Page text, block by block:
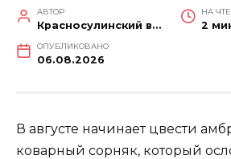
АВТОР
Красносулинский вестник
НА
2
ОПУБЛИКОВАНО
06.08.2026
В августе начинает цвести
коварный сорняк, который